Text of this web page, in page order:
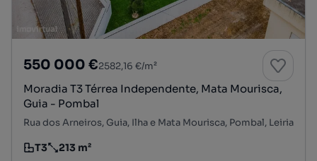
550 000 €2582,16 €/m²
Moradia T3 Térrea Independente, Mata Mourisca,
Guia - Pombal
Rua dos Arneiros, Guia, Ilha e Mata Mourisca, Pombal, Leiria
Tipologia
T3
Preço por metro quadrado
213 m²